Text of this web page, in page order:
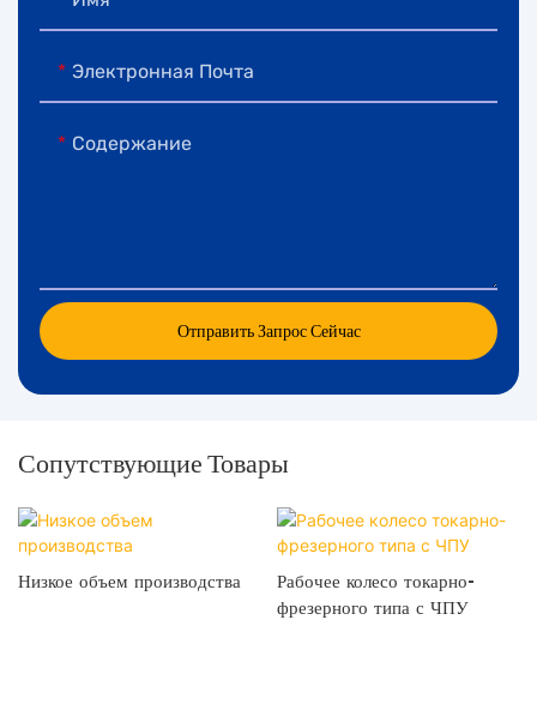
Электронная Почта
Содержание
Отправить Запрос Сейчас
Сопутствующие Товары
Низкое объем производства
Рабочее колесо токарно-
фрезерного типа с ЧПУ